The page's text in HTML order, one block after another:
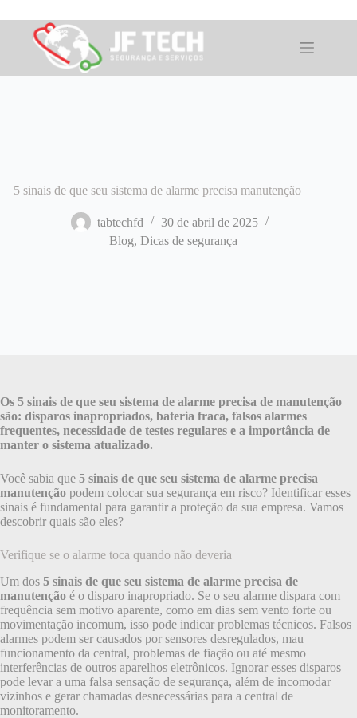
para
conteúdo
5 sinais de que seu sistema de alarme precisa manutenção
tabtechfd
30 de abril de 2025
Blog, Dicas de segurança
Os 5 sinais de que seu sistema de alarme precisa de manutenção
são: disparos inapropriados, bateria fraca, falsos alarmes
frequentes, necessidade de testes regulares e a importância de
manter o sistema atualizado.
Você sabia que 5 sinais de que seu sistema de alarme precisa
manutenção podem colocar sua segurança em risco? Identificar esses
sinais é fundamental para garantir a proteção da sua empresa. Vamos
descobrir quais são eles?
Verifique se o alarme toca quando não deveria
Um dos 5 sinais de que seu sistema de alarme precisa de
manutenção é o disparo inapropriado. Se o seu alarme dispara com
frequência sem motivo aparente, como em dias sem vento forte ou
movimentação incomum, isso pode indicar problemas técnicos. Falsos
alarmes podem ser causados por sensores desregulados, mau
funcionamento da central, problemas de fiação ou até mesmo
interferências de outros aparelhos eletrônicos. Ignorar esses disparos
pode levar a uma falsa sensação de segurança, além de incomodar
vizinhos e gerar chamadas desnecessárias para a central de
monitoramento.